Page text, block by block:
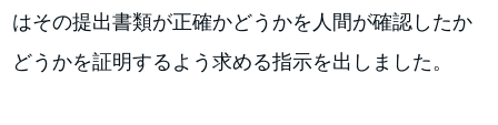
はその提出書類が正確かどうかを人間が確認したか
どうかを証明するよう求める指示を出しました。